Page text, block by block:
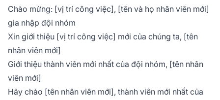
Chào mừng: [vị trí công việc], [tên và họ nhân viên mới]
gia nhập đội nhóm
Xin giới thiệu [vị trí công việc] mới của chúng ta, [tên
nhân viên mới]
Giới thiệu thành viên mới nhất của đội nhóm, [tên nhân
viên mới]
Hãy chào [tên nhân viên mới], thành viên mới nhất của